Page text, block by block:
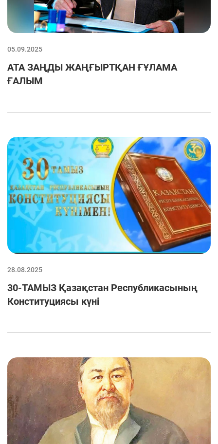
05.09.2025
АТА ЗАҢДЫ ЖАҢҒЫРТҚАН ҒҰЛАМА
ҒАЛЫМ
28.08.2025
30-ТАМЫЗ Қазақстан Республикасының
Конституциясы күні